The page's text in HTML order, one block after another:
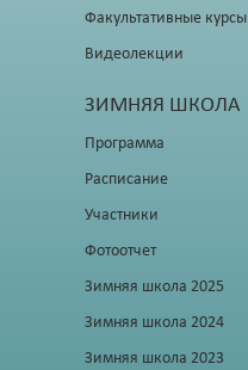
Факультативные курсы
Видеолекции
ЗИМНЯЯ ШКОЛА
Программа
Расписание
Участники
Фотоотчет
Зимняя школа 2025
Зимняя школа 2024
Зимняя школа 2023